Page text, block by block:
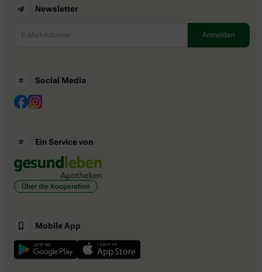
Newsletter
Social Media
Ein Service von
Über die Kooperation
Mobile App